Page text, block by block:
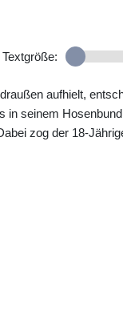
Textgröße:
aufhielt,
seinem
zog der 18-